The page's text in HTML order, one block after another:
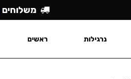
משלוחים
נרגילות ראשים